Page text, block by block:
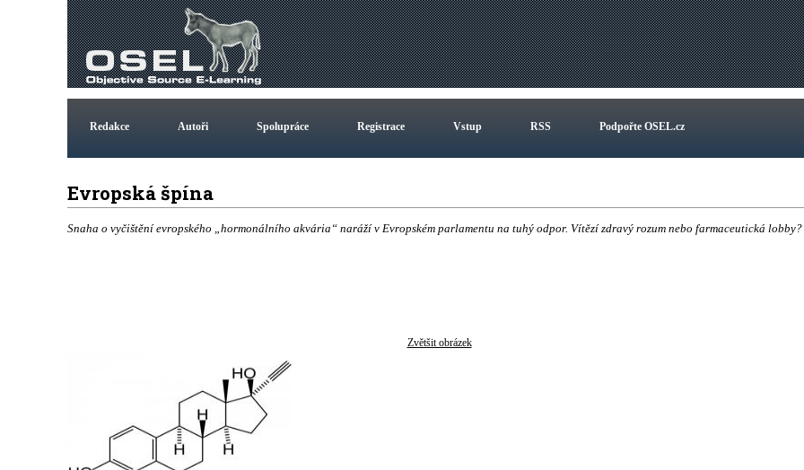
Redakce Autoři Spolupráce Registrace Vstup RSS Podpořte OSEL.cz
Evropská špína
Snaha o vyčištění evropského „hormonálního akvária“ naráží v Evropském parlamentu na tuhý odpor. Vítězí zdravý rozum nebo farmaceutická lobby?
Zvětšit obrázek